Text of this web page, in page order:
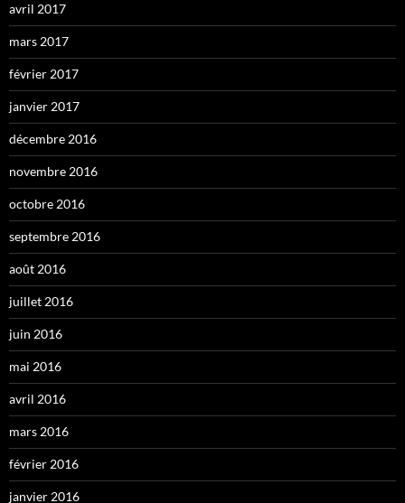
avril 2017
mars 2017
février 2017
janvier 2017
décembre 2016
novembre 2016
octobre 2016
septembre 2016
août 2016
juillet 2016
juin 2016
mai 2016
avril 2016
mars 2016
février 2016
janvier 2016